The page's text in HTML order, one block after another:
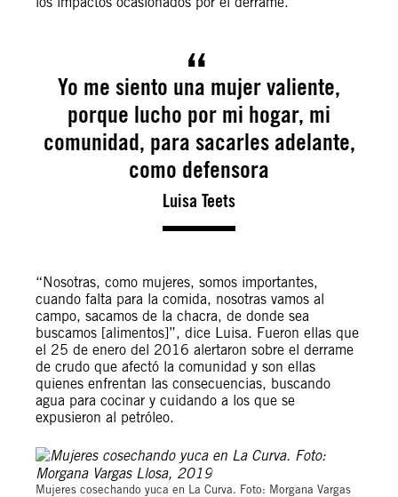
Yo me siento una mujer valiente,
porque lucho por mi hogar, mi
comunidad, para sacarles adelante,
como defensora
Luisa Teets
“Nosotras, como mujeres, somos importantes,
cuando falta para la comida, nosotras vamos al
campo, sacamos de la chacra, de donde sea
buscamos [alimentos]”, dice Luisa. Fueron ellas que
el 25 de enero del 2016 alertaron sobre el derrame
de crudo que afectó la comunidad y son ellas
quienes enfrentan las consecuencias, buscando
agua para cocinar y cuidando a los que se
expusieron al petróleo.
Morgana Vargas Llosa, 2019
Mujeres cosechando yuca en La Curva. Foto: Morgana Vargas